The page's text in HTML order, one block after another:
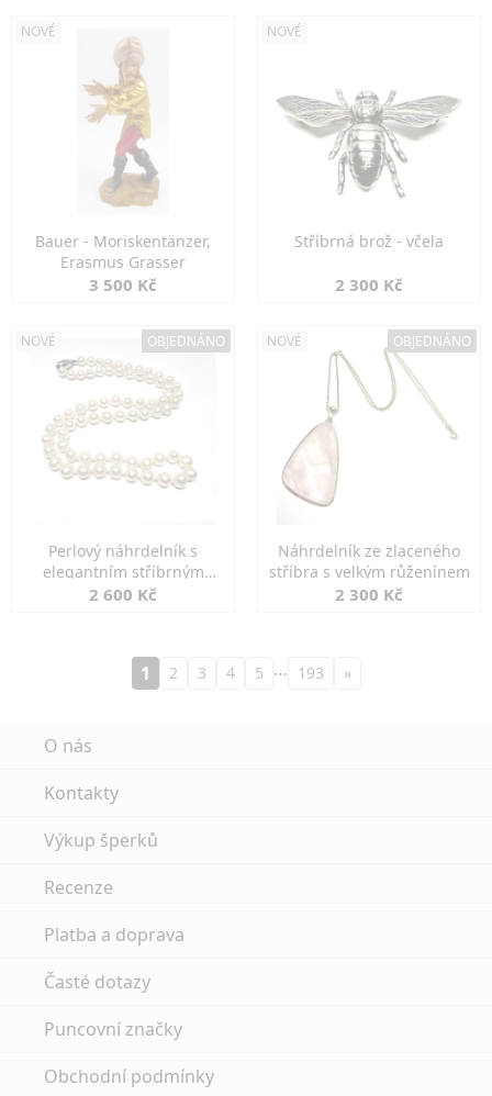
NOVÉ
Bauer - Moriskentänzer,
Erasmus Grasser
3 500 Kč
NOVÉ
Stříbrná brož - včela
2 300 Kč
NOVÉ OBJEDNÁNO
Perlový náhrdelník s
elegantním stříbrným
zapínáním
2 600 Kč
NOVÉ OBJEDNÁNO
Náhrdelník ze zlaceného
stříbra s velkým růženínem
2 300 Kč
1 2 3 4 5 … 193 »
O nás
Kontakty
Výkup šperků
Recenze
Platba a doprava
Časté dotazy
Puncovní značky
Obchodní podmínky